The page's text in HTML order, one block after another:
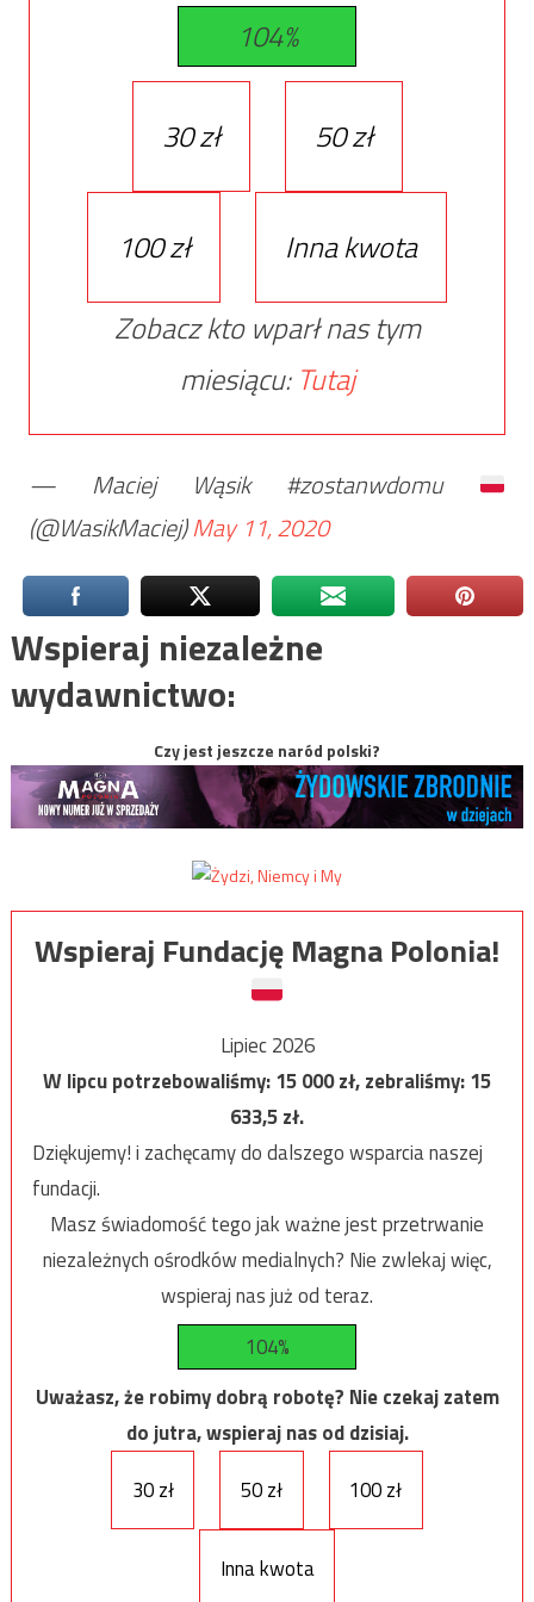
104%
30 zł 50 zł
100 zł
Inna kwota
Zobacz kto wparł nas tym
miesiącu: Tutaj
— Maciej Wąsik #zostanwdomu
(@WasikMaciej)May 11, 2020
Wspieraj niezależne
wydawnictwo:
Czy jest jeszcze naród polski?
Wspieraj Fundację Magna Polonia!
Lipiec 2026
W lipcu potrzebowaliśmy:15 000zł, zebraliśmy:15
633,5zł.
Dziękujemy! i zachęcamy do dalszego wsparcia naszej
fundacji.
Masz świadomość tego jak ważne jest przetrwanie
niezależnych ośrodków medialnych? Nie zwlekaj więc,
wspieraj nas już od teraz.
104%
Uważasz, że robimy dobrą robotę? Nie czekaj zatem
do jutra, wspieraj nas od dzisiaj.
30 zł
50 zł 100 zł
Inna kwota